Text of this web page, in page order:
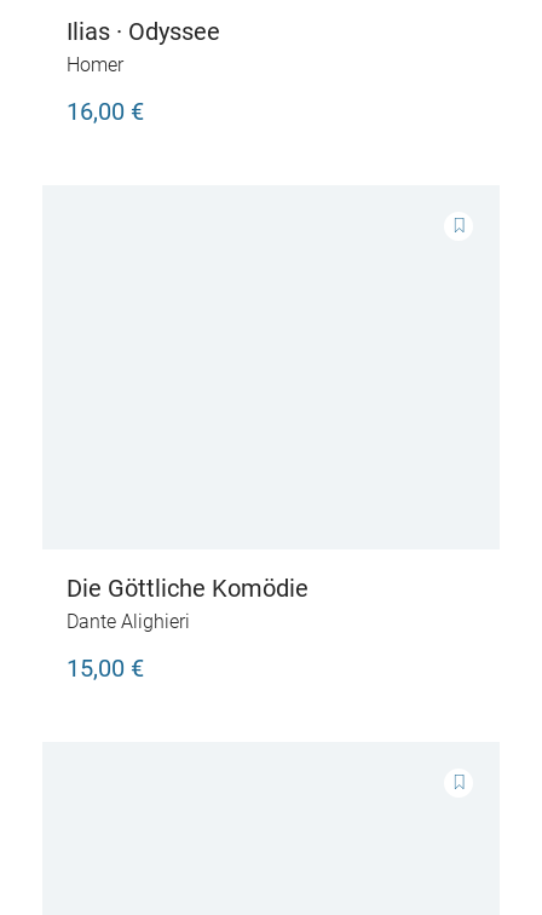
Ilias · Odyssee
Homer
16,00 €
Die Göttliche Komödie
Dante Alighieri
15,00 €